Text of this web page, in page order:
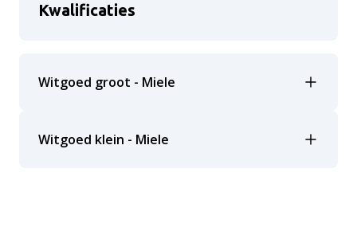
Kwalificaties
Witgoed groot - Miele
Witgoed klein - Miele